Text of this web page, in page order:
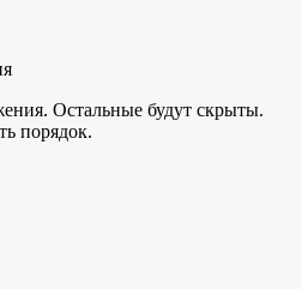
Остальные будут скрыты.
порядок.